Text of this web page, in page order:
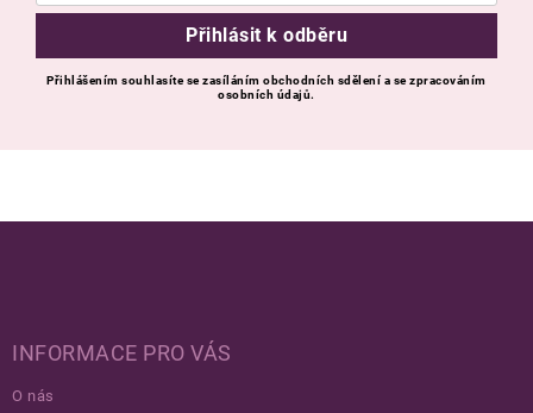
Přihlásit k odběru
Přihlášením souhlasíte se zasíláním obchodních sdělení a se zpracováním
osobních údajů.
INFORMACE PRO VÁS
O nás